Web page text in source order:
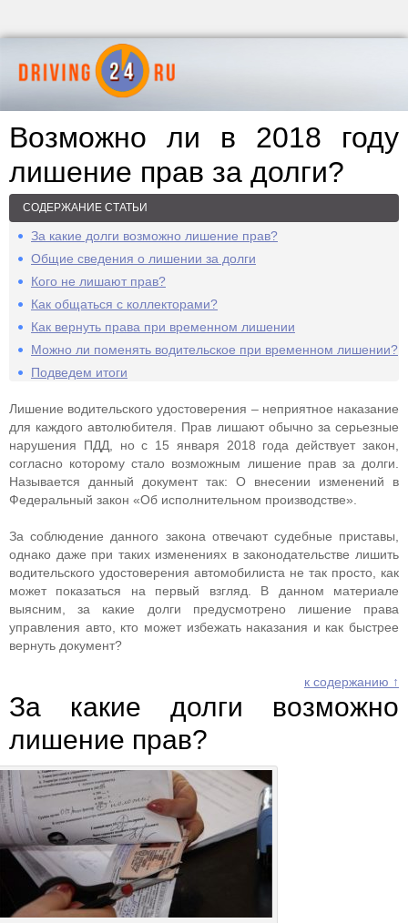
Возможно ли в 2018 году
лишение прав за долги?
СОДЕРЖАНИЕ СТАТЬИ
За какие долги возможно лишение прав?
Общие сведения о лишении за долги
Кого не лишают прав?
Как общаться с коллекторами?
Как вернуть права при временном лишении
Можно ли поменять водительское при временном лишении?
Подведем итоги
Лишение водительского удостоверения – неприятное наказание
для каждого автолюбителя. Прав лишают обычно за серьезные
нарушения ПДД, но с 15 января 2018 года действует закон,
согласно которому стало возможным лишение прав за долги.
Называется данный документ так: О внесении изменений в
Федеральный закон «Об исполнительном производстве».
За соблюдение данного закона отвечают судебные приставы,
однако даже при таких изменениях в законодательстве лишить
водительского удостоверения автомобилиста не так просто, как
может показаться на первый взгляд. В данном материале
выясним, за какие долги предусмотрено лишение права
управления авто, кто может избежать наказания и как быстрее
вернуть документ?
к содержанию ↑
За какие долги возможно
лишение прав?